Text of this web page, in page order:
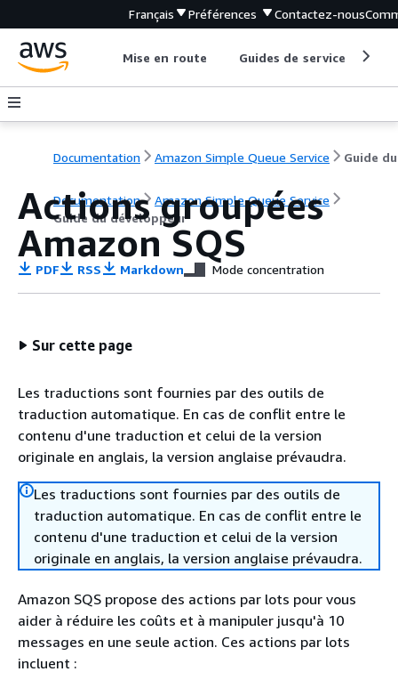
Français Préférences Contactez-nous
Mise en route Guides de service
Documentation Amazon Simple Queue Service
Documentation
Amazon Simple Queue Service
Guide du développeur
Actions groupées
Amazon SQS
PDF RSS Markdown Mode concentration
Sur cette page
Les traductions sont fournies par des outils de
traduction automatique. En cas de conflit entre le
contenu d'une traduction et celui de la version
originale en anglais, la version anglaise prévaudra.
Les traductions sont fournies par des outils de
traduction automatique. En cas de conflit entre le
contenu d'une traduction et celui de la version
originale en anglais, la version anglaise prévaudra.
Amazon SQS propose des actions par lots pour vous
aider à réduire les coûts et à manipuler jusqu'à 10
messages en une seule action. Ces actions par lots
incluent :